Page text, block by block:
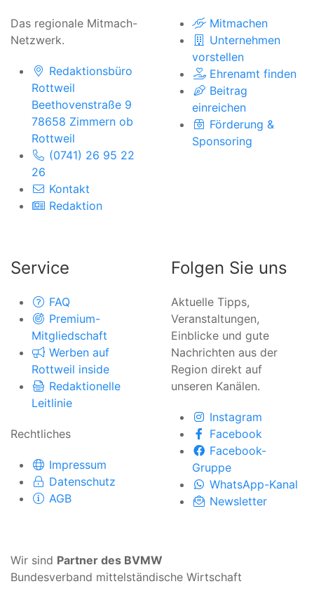
Das regionale Mitmach-
Netzwerk.
Redaktionsbüro
Rottweil
Beethovenstraße 9
78658 Zimmern ob
Rottweil
(0741) 26 95 22
26
Kontakt
Redaktion
Mitmachen
Unternehmen
vorstellen
Ehrenamt finden
Beitrag
einreichen
Förderung &
Sponsoring
Service
FAQ
Premium-
Mitgliedschaft
Werben auf
Rottweil inside
Redaktionelle
Leitlinie
Rechtliches
Impressum
Datenschutz
AGB
Folgen Sie uns
Aktuelle Tipps,
Veranstaltungen,
Einblicke und gute
Nachrichten aus der
Region direkt auf
unseren Kanälen.
Instagram
Facebook
Facebook-
Gruppe
WhatsApp-Kanal
Newsletter
Wir sind Partner des BVMW
Bundesverband mittelständische Wirtschaft